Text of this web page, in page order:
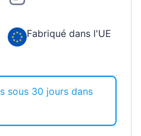
Fabriqué dans l'UE
sous 30 jours dans